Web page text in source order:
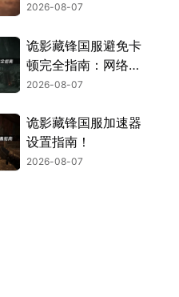
2026-08-07
诡影藏锋国服避免卡
顿完全指南：网络优
化与解决技巧！
2026-08-07
诡影藏锋国服加速器
设置指南！
2026-08-07